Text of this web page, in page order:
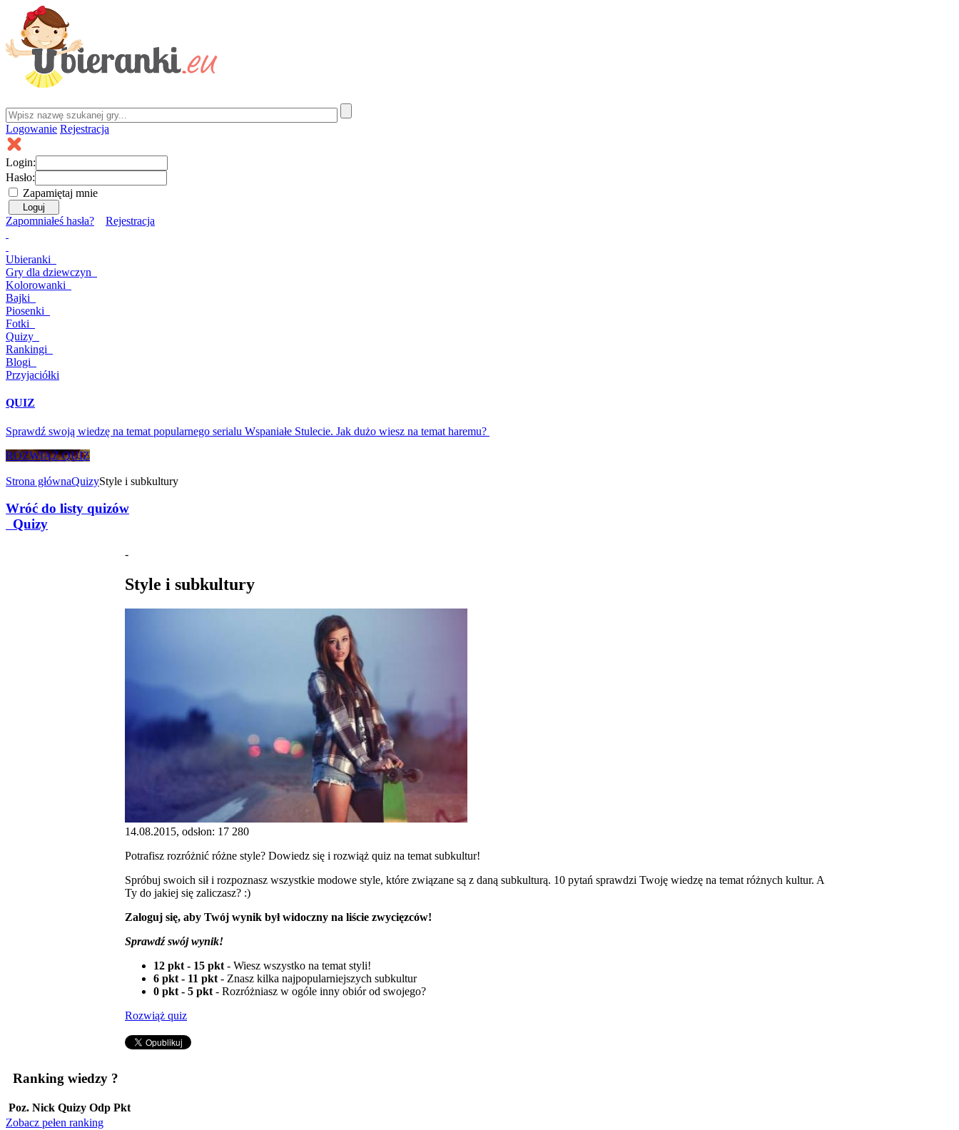
Logowanie Rejestracja
Login:
Hasło:
Zapamiętaj mnie
Zapomniałeś hasła? Rejestracja
Ubieranki
Gry dla dziewczyn
Kolorowanki
Bajki
Piosenki
Fotki
Quizy
Rankingi
Blogi
Przyjaciółki
QUIZ
Sprawdź swoją wiedzę na temat popularnego serialu Wspaniałe Stulecie. Jak dużo wiesz na temat haremu?
ROZWIĄŻ QUIZ
Strona głównaQuizyStyle i subkultury
Wróć do listy quizów
Quizy
-
Style i subkultury
14.08.2015, odsłon: 17 280
Potrafisz rozróżnić różne style? Dowiedz się i rozwiąż quiz na temat subkultur!
Spróbuj swoich sił i rozpoznasz wszystkie modowe style, które związane są z daną subkulturą. 10 pytań sprawdzi Twoję wiedzę na temat różnych kultur. A
Ty do jakiej się zaliczasz? :)
Zaloguj się, aby Twój wynik był widoczny na liście zwycięzców!
Sprawdź swój wynik!
12 pkt - 15 pkt - Wiesz wszystko na temat styli!
6 pkt - 11 pkt - Znasz kilka najpopularniejszych subkultur
0 pkt - 5 pkt - Rozróżniasz w ogóle inny obiór od swojego?
Rozwiąż quiz
Ranking wiedzy ?
Poz. Nick Quizy Odp Pkt
Zobacz pełen ranking